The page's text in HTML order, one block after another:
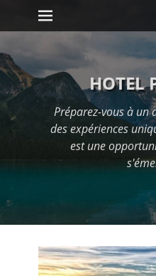
Passer
au
Premier menu
HOTEL
Préparez-vous à un
des expériences
est une